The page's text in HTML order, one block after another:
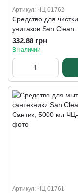
Артикул: ЧЦ-01762
Средство для чистки
унитазов San Clean
"Морской", 5000 мл
332.88 грн
В наличии
Артикул: ЧЦ-01761